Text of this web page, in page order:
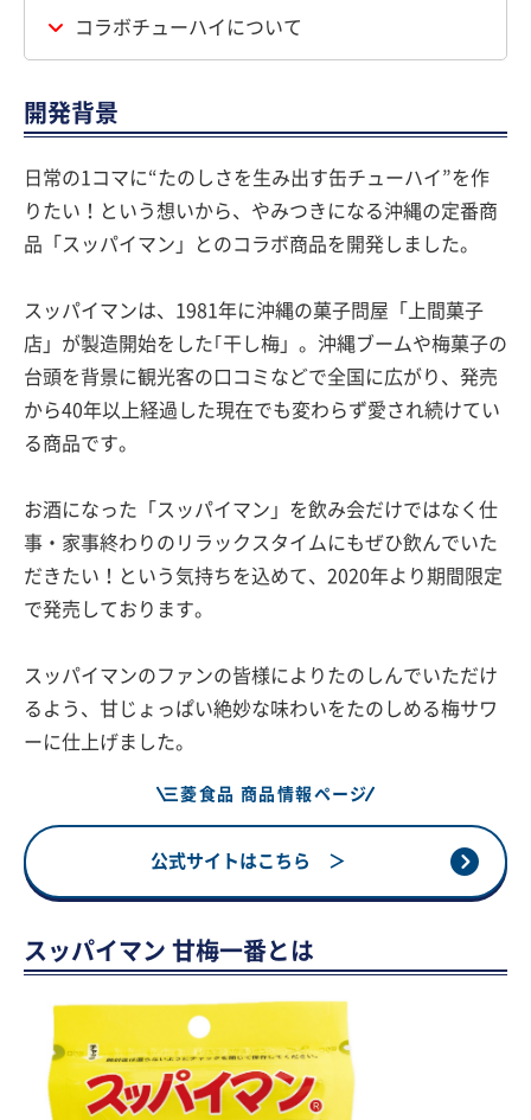
コラボチューハイについて
開発背景
日常の1コマに“たのしさを生み出す缶チューハイ”を作
りたい！という想いから、やみつきになる沖縄の定番商
品「スッパイマン」とのコラボ商品を開発しました。
スッパイマンは、1981年に沖縄の菓子問屋「上間菓子
店」が製造開始をした｢干し梅」。沖縄ブームや梅菓子の
台頭を背景に観光客の口コミなどで全国に広がり、発売
から40年以上経過した現在でも変わらず愛され続けてい
る商品です。
お酒になった「スッパイマン」を飲み会だけではなく仕
事・家事終わりのリラックスタイムにもぜひ飲んでいた
だきたい！という気持ちを込めて、2020年より期間限定
で発売しております。
スッパイマンのファンの皆様によりたのしんでいただけ
るよう、甘じょっぱい絶妙な味わいをたのしめる梅サワ
ーに仕上げました。
三菱食品 商品情報ページ
公式サイトはこちら ＞
スッパイマン 甘梅一番とは